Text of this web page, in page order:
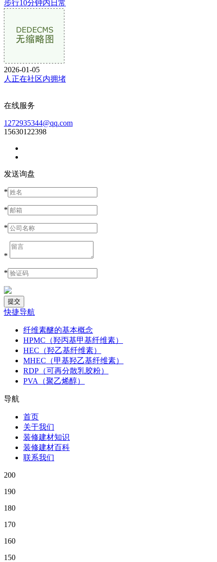
步行10分钟内日常
2026-01-05
人正在社区内拥堵
在线服务
1272935344@qq.com
15630122398
发送询盘
*
*
*
*
*
快捷导航
纤维素醚的基本概念
HPMC（羟丙基甲基纤维素）
HEC（羟乙基纤维素）
MHEC（甲基羟乙基纤维素）
RDP（可再分散乳胶粉）
PVA（聚乙烯醇）
导航
首页
关于我们
装修建材知识
装修建材百科
联系我们
200
190
180
170
160
150